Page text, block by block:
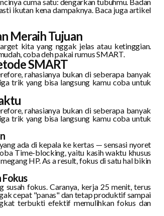
ikutan kena dampaknya. Baca juga artikel
Meraih Tujuan
kita yang nggak jelas atau ketinggian.
coba deh pakai rumus SMART.
SMART
rahasianya bukan di seberapa banyak
trik yang bisa langsung kamu coba untuk
rahasianya bukan di seberapa banyak
trik yang bisa langsung kamu coba untuk
ada di kepala ke kertas — sensasi nyoret
Time-blocking, yaitu kasih waktu khusus
HP. As a result, fokus di satu hal bikin
fokus. Caranya, kerja 25 menit, terus
cepat "panas" dan tetap produktif sampai
terbukti efektif memulihkan fokus dan